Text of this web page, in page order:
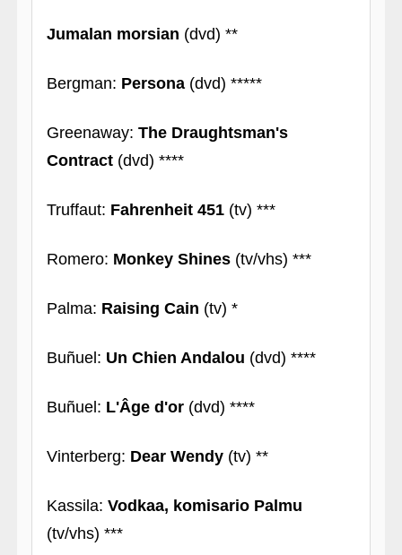
Jumalan morsian (dvd) **
Bergman: Persona(dvd) *****
Greenaway: The Draughtsman's
Contract(dvd) ****
Truffaut: Fahrenheit 451(tv) ***
Romero: Monkey Shines(tv/vhs) ***
Palma: Raising Cain (tv) *
Buñuel: Un Chien Andalou (dvd) ****
Buñuel: L'Âge d'or(dvd) ****
Vinterberg: Dear Wendy(tv) **
Kassila: Vodkaa, komisario Palmu
(tv/vhs) ***